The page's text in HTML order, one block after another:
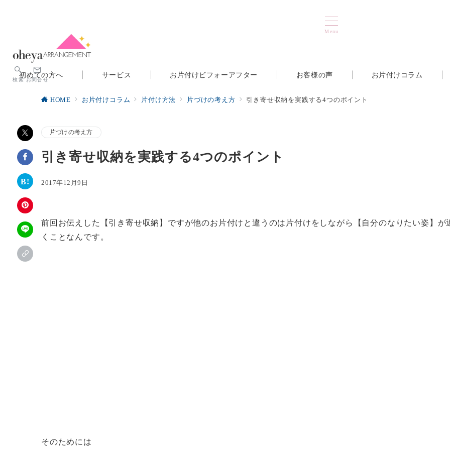
Menu
検索 お問合せ
初めての方へ サービス お片付けビフォーアフター お客様の声 お片付けコラム
HOME お片付けコラム 片付け方法 片づけの考え方 引き寄せ収納を実践する4つのポイント
片づけの考え方
引き寄せ収納を実践する4つのポイント
2017年12月9日
前回お伝えした【引き寄せ収納】ですが他のお片付けと違うのは片付けをしながら【自分のなりたい姿】が
くことなんです。
そのためには